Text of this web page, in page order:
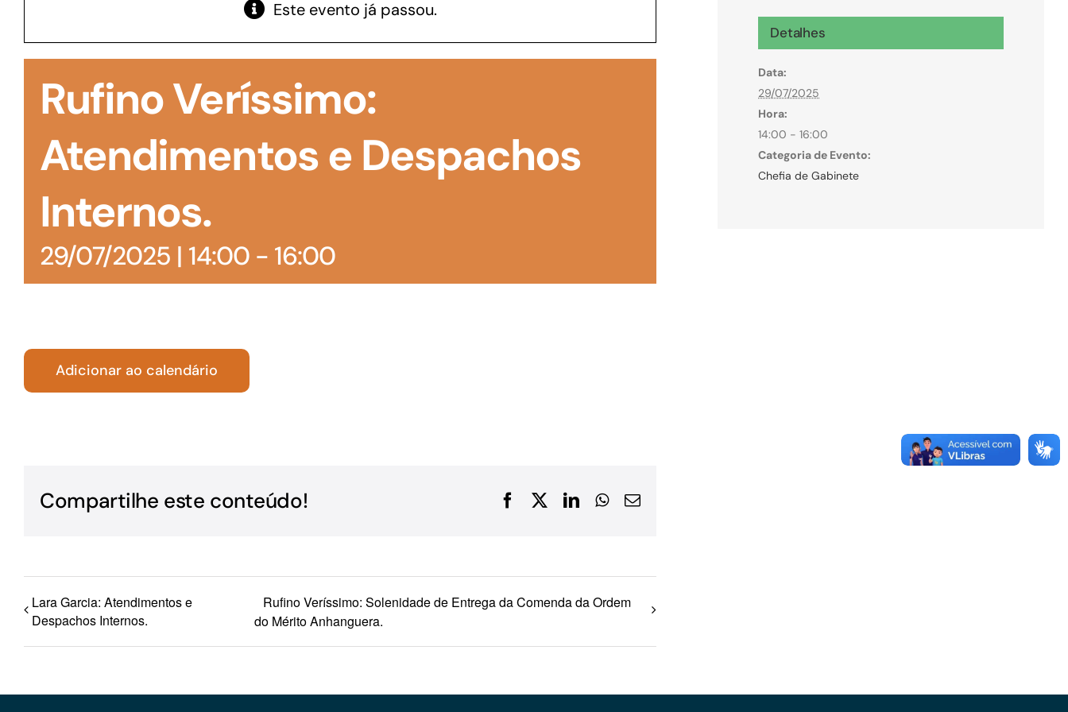
manutenção de estoques e despesas operacionais
Microcrédito
Para MEI, microempresas e pessoas físicas
(feirantes e transportes)
Para os negócios voltados aos serviços do setor de
turismo
Este evento já passou.
Rufino Veríssimo:
Atendimentos e Despachos
Internos.
29/07/2025 | 14:00- 16:00
Adicionar ao calendário
Compartilhe este conteúdo! FacebookLinkedInWhatsApp
E-
Lara Garcia: Atendimentos e
Despachos Internos.
Rufino Veríssimo: Solenidade de Entrega da Comenda da Ordem
do Mérito Anhanguera.
Detalhes
Data:
29/07/2025
Hora:
14:00 - 16:00
Categoria de Evento:
Chefia de Gabinete